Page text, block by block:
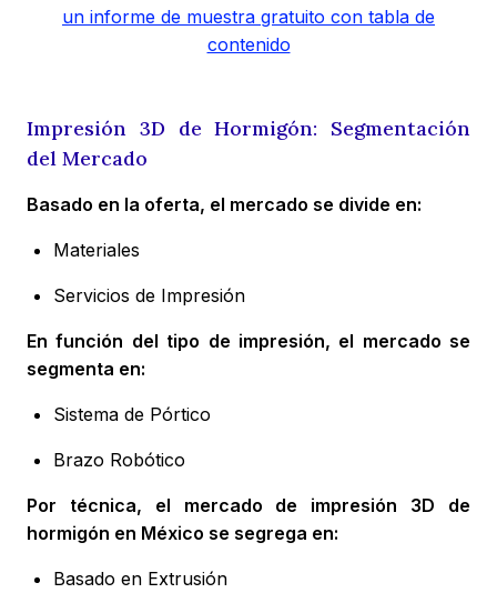
un informe de muestra gratuito con tabla de
contenido
Impresión 3D de Hormigón: Segmentación
del Mercado
Basado en la oferta, el mercado se divide en:
Materiales
Servicios de Impresión
En función del tipo de impresión, el mercado se
segmenta en:
Sistema de Pórtico
Brazo Robótico
Por técnica, el mercado de impresión 3D de
hormigón en México se segrega en:
Basado en Extrusión